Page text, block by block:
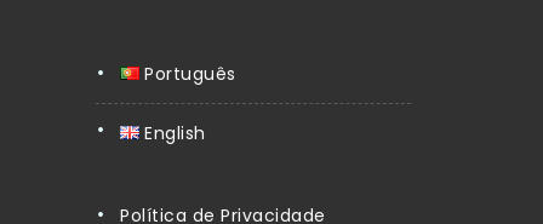
Português
English
Política de Privacidade